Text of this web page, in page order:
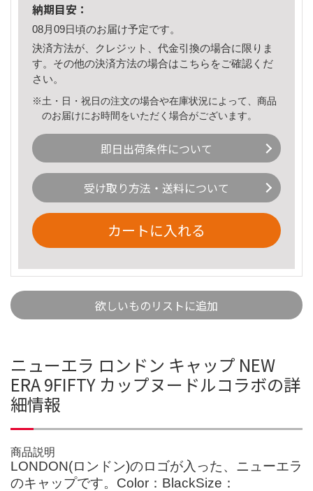
納期目安：
08月09日頃のお届け予定です。
決済方法が、クレジット、代金引換の場合に限りま
す。その他の決済方法の場合はこちら をご確認くだ
さい。
※土・日・祝日の注文の場合や在庫状況によって、商品
のお届けにお時間をいただく場合がございます。
即日出荷条件について
受け取り方法・送料について
カートに入れる
欲しいものリストに追加
ニューエラ ロンドン キャップ NEW
ERA 9FIFTY カップヌードルコラボの詳
細情報
商品説明
LONDON(ロンドン)のロゴが入った、ニューエラ
のキャップです。Color：BlackSize：